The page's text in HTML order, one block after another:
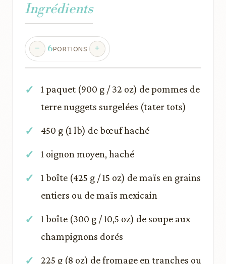
Ingrédients
6PORTIONS
1 paquet (900 g / 32 oz) de pommes de
terre nuggets surgelées (tater tots)
450 g (1 lb) de bœuf haché
1 oignon moyen, haché
1 boîte (425 g / 15 oz) de maïs en grains
entiers ou de maïs mexicain
1 boîte (300 g / 10,5 oz) de soupe aux
champignons dorés
225 g (8 oz) de fromage en tranches ou